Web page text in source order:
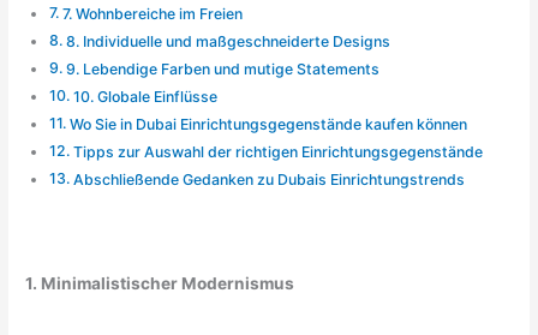
7. Wohnbereiche im Freien
8. Individuelle und maßgeschneiderte Designs
9. Lebendige Farben und mutige Statements
10. Globale Einflüsse
Wo Sie in Dubai Einrichtungsgegenstände kaufen können
Tipps zur Auswahl der richtigen Einrichtungsgegenstände
Abschließende Gedanken zu Dubais Einrichtungstrends
1. Minimalistischer Modernismus